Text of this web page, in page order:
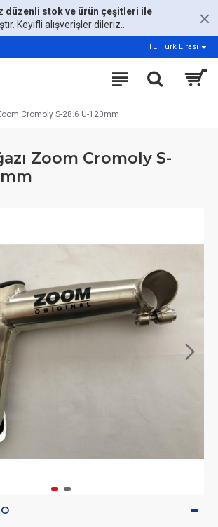
düzenli stok ve ürün çeşitleri ile
Keyifli alışverişler dileriz..
TL Türk Lirası
Cromoly S-28.6 U-120mm
Zoom Cromoly S-